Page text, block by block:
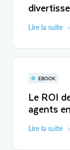
Lire la suite
EBOOK
Le ROI
agents
Lire la suite